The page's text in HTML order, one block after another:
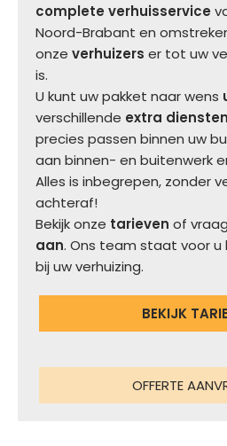
complete verhuisservice
Noord-Brabant en
onze verhuizers er tot uw
is.
U kunt uw pakket naar wens
verschillende extra diensten
precies passen binnen uw
aan binnen- en buitenwerk
Alles is inbegrepen, zonder
achteraf!
Bekijk onze tarieven of
aan. Ons team staat voor u
bij uw verhuizing.
BEKIJK
OFFERTE